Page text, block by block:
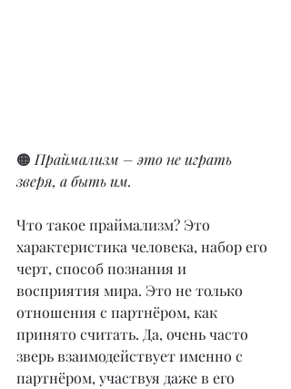
🟠 Праймализм – это не играть
зверя, а быть им.
Что такое праймализм? Это
характеристика человека, набор его
черт, способ познания и
восприятия мира. Это не только
отношения с партнёром, как
принято считать. Да, очень часто
зверь взаимодействует именно с
партнёром, участвуя даже в его